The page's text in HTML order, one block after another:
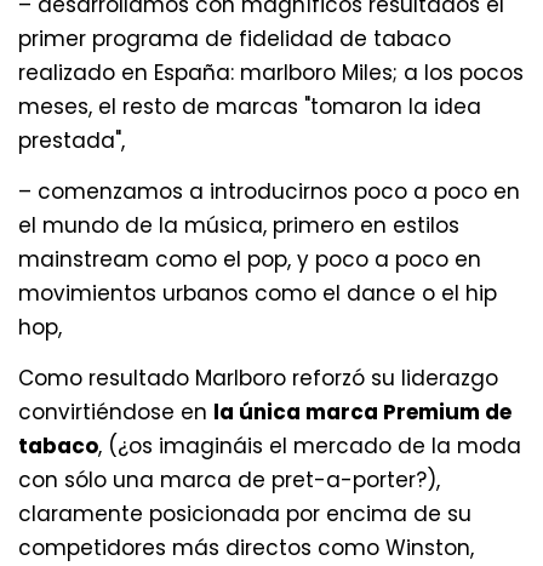
primer programa de fidelidad de tabaco
realizado en España: marlboro Miles; a los pocos
meses, el resto de marcas "tomaron la idea
prestada",
– comenzamos a introducirnos poco a poco en
el mundo de la música, primero en estilos
mainstream como el pop, y poco a poco en
movimientos urbanos como el dance o el hip
hop,
Como resultado Marlboro reforzó su liderazgo
convirtiéndose en la única marca Premium de
tabaco, (¿os imagináis el mercado de la moda
con sólo una marca de pret-a-porter?),
claramente posicionada por encima de su
competidores más directos como Winston,